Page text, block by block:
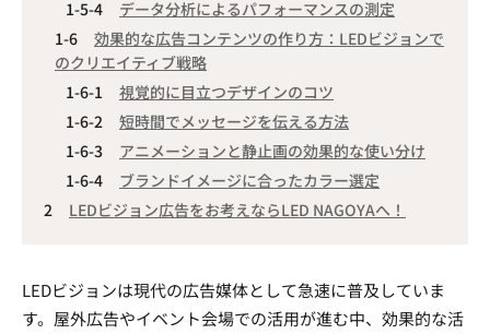
データ分析によるパフォーマンスの測定
効果的な広告コンテンツの作り方：LEDビジョンで
のクリエイティブ戦略
視覚的に目立つデザインのコツ
短時間でメッセージを伝える方法
アニメーションと静止画の効果的な使い分け
ブランドイメージに合ったカラー選定
LEDビジョン広告をお考えならLED NAGOYAへ！
LEDビジョンは現代の広告媒体として急速に普及していま
す。屋外広告やイベント会場での活用が進む中、効果的な活